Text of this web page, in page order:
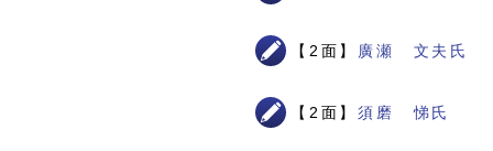
【2面】 廣瀬 文夫氏
【2面】須磨 悌氏